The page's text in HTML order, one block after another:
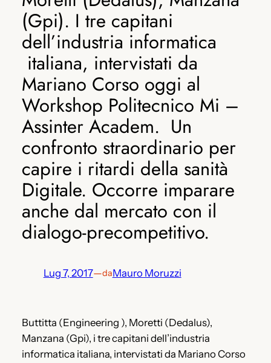
(Gpi). I tre capitani
dell’industria informatica
italiana, intervistati da
Mariano Corso oggi al
Workshop Politecnico Mi –
Assinter Academ. Un
confronto straordinario per
capire i ritardi della sanità
Digitale. Occorre imparare
anche dal mercato con il
dialogo-precompetitivo.
Lug 7, 2017—daMauro Moruzzi
Buttitta (Engineering ), Moretti (Dedalus),
Manzana (Gpi), i tre capitani dell’industria
informatica italiana, intervistati da Mariano Corso